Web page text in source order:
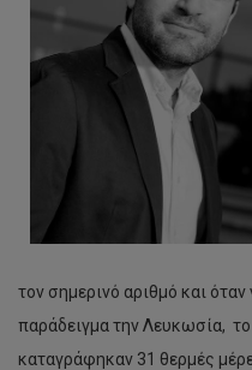
τον σημερινό αριθμό και
παράδειγμα την Λευκωσία,
καταγράφηκαν 31 θερμές